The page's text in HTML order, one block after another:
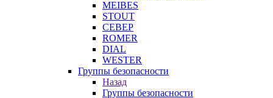
MEIBES
STOUT
СЕВЕР
ROMER
DIAL
WESTER
Группы безопасности
Назад
Группы безопасности